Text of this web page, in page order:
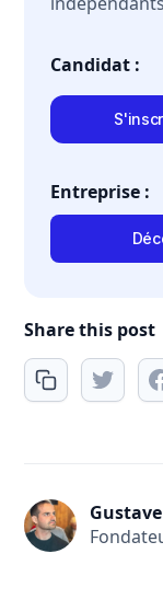
Candidat :
Entreprise :
Share this post